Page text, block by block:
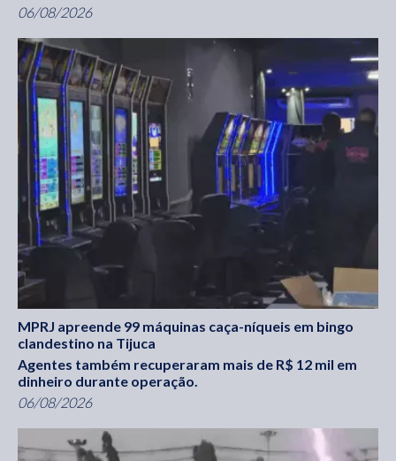
06/08/2026
MPRJ apreende 99 máquinas caça-níqueis em bingo
clandestino na Tijuca
Agentes também recuperaram mais de R$ 12 mil em
dinheiro durante operação.
06/08/2026